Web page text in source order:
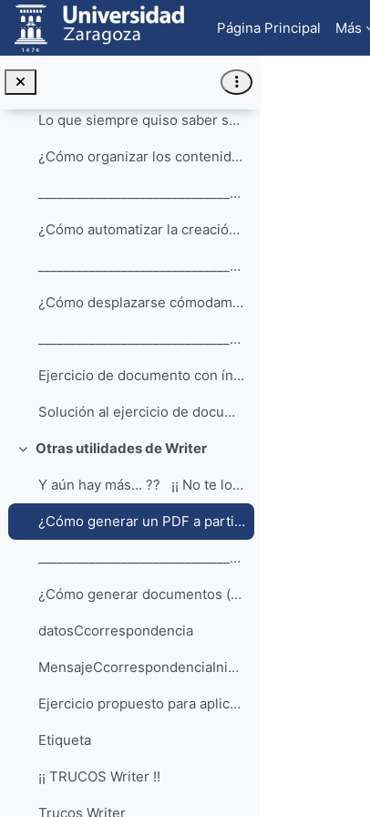
Salta al contenido principal
Página Principal
Más
Colapsar Automatización de algunas tareas con Writer
Lo que siempre quiso saber sobre los índices de co...
¿Cómo organizar los contenidos y navegar por el documento?
__________________________________________________...
¿Cómo automatizar la creación del índice de un documento?
__________________________________________________...
¿Cómo desplazarse cómodamente en un documento?
__________________________________________________...
Ejercicio de documento con índices
Solución al ejercicio de documento con índices
Colapsar
Otras utilidades de Writer
Y aún hay más... ?? ¡¡ No te lo pierda...
¿Cómo generar un PDF a partir de un documento de Writer?
__________________________________________________...
¿Cómo generar documentos (cartas, mensajes) o sobres personalizados a partir de unas direcciones?
datosCcorrespondencia
MensajeCcorrespondenciaInicial
Ejercicio propuesto para aplicar la combinación de correspondencia.
Etiqueta
¡¡ TRUCOS Writer !!
Trucos Writer